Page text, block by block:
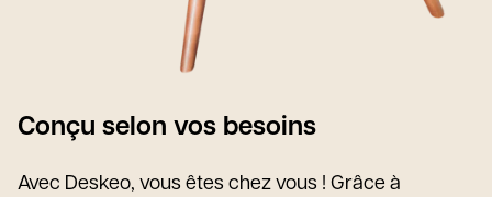
Conçu selon vos besoins
Avec Deskeo, vous êtes chez vous ! Grâce à